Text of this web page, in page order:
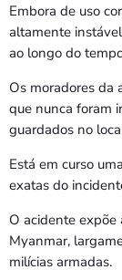
Embora de uso
altamente
ao longo do
Os moradores da
que nunca foram
guardados no
Está em curso
exatas do
O acidente
Myanmar,
milícias armadas.